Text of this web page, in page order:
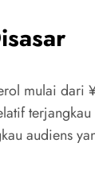
mulai dari
audiens